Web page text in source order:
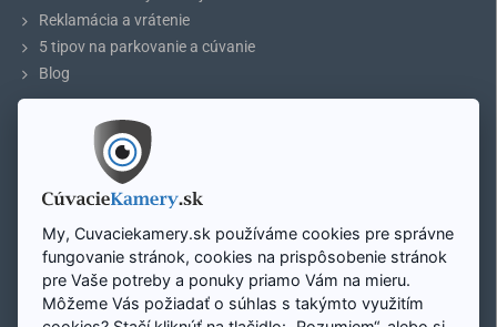
vysokokvalitný prenos obrazu.
v prípade nezrovnalostí nás neváhajte kontaktovať.
Vhodné monitory ku kamere nájdete v našej ponuke.
Homologizácia ECE R7:
Schválenie brzdového sklíčka pre používanie na komunikáciách v
Homologizácia ECE R10:
výrobok nebude rušiť žiadne ďalšie elektrozariadenia vo vozidle.
Reklamácia a vrátenie
5 tipov na parkovanie a cúvanie
Blog
Môj účet
Registrácia účtu
Mapa stránky
Zavolajte nám:
My, Cuvaciekamery.sk používáme cookies pre správne
fungovanie stránok, cookies na prispôsobenie stránok
pre Vaše potreby a ponuky priamo Vám na mieru.
Môžeme Vás požiadať o súhlas s takýmto využitím